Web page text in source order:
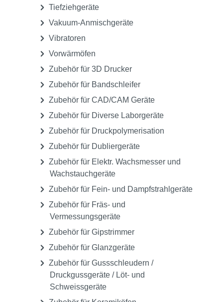
Keramiköfen
Leuchten
Lichtpolymerisation
Politur und Reinigung
Staubsauganlagen und
Zubehör für 3D Drucker
Zubehör für Bandschleifer
Zubehör für CAD/CAM Geräte
Zubehör für Diverse Laborgeräte
Zubehör für Druckpolymerisation
Zubehör für Dubliergeräte
Zubehör für Elektr. Wachsmesser und
Wachstauchgeräte
Zubehör für Fein- und Dampfstrahlgeräte